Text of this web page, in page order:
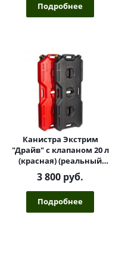
Подробнее
Канистра Экстрим
"Драйв" с клапаном 20 л
(красная) (реальный
объём 18,5 л)
3 800 руб.
Подробнее